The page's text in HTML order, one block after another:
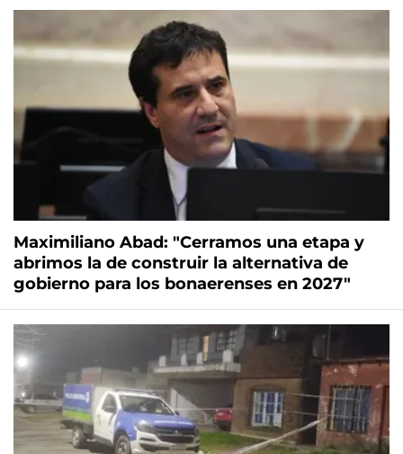
Maximiliano Abad: "Cerramos una etapa y
abrimos la de construir la alternativa de
gobierno para los bonaerenses en 2027"